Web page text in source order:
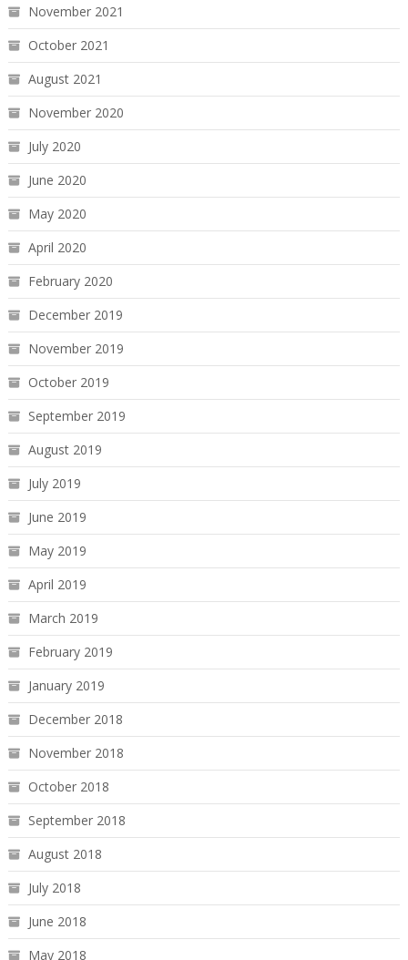
November 2021
October 2021
August 2021
November 2020
July 2020
June 2020
May 2020
April 2020
February 2020
December 2019
November 2019
October 2019
September 2019
August 2019
July 2019
June 2019
May 2019
April 2019
March 2019
February 2019
January 2019
December 2018
November 2018
October 2018
September 2018
August 2018
July 2018
June 2018
May 2018